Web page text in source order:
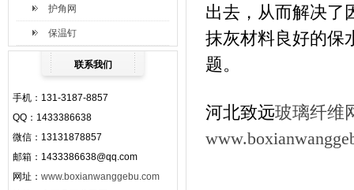
护角网
保温钉
联系我们
手机：131-3187-8857
QQ：1433386638
微信：13131878857
邮箱：1433386638@qq.com
网址： www.boxianwanggebu.com
出去，从而解决了
抹灰材料良好的保
题。
河北致远玻璃纤维